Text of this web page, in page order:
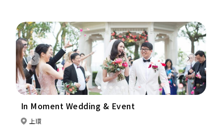
體檢服務、16. 專科醫生轉介服務、17. 各類高端檢查，例如電腦
素描、磁力共振、腸胃鏡、18. 醫療會診及輔助醫療諮詢服務，例
如西醫、中醫、營養、健身、物理治療、視光。
Previous Next
In Moment Wedding & Event
上環